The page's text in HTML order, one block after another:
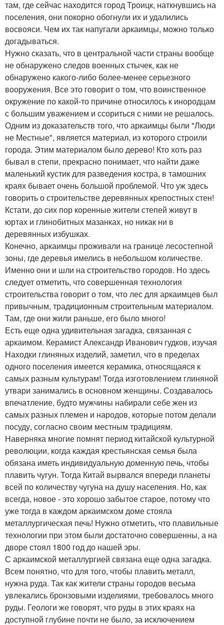
там, где сейчас находится город Троицк, наткнувшись на
поселения, они покорно обогнули их и удалились
восвояси. Чем их так напугали аркаимцы, можно только
догадываться.
Нужно сказать, что в центральной части страны вообще
не обнаружено следов военных стычек, как не
обнаружено какого-либо более-менее серьезного
вооружения. Все это говорит о том, что воинственное
окружение по какой-то причине относилось к инородцам
с большим уважением и ссориться с ними не решалось.
Одним из доказательств того, что аркаимцы были "Люди
не Местные", является материал, из которого строили
города. Этим материалом было дерево! Кто хоть раз
бывал в степи, прекрасно понимает, что найти даже
маленький кустик для разведения костра, в тамошних
краях бывает очень большой проблемой. Что уж здесь
говорить о строительстве деревянных крепостных стен!
Кстати, до сих пор коренные жители степей живут в
юртах и глинобитных мазанках, но никак ни в
деревянных избушках.
Конечно, аркаимцы проживали на границе лесостепной
зоны, где деревья имелись в небольшом количестве.
Именно они и шли на строительство городов. Но здесь
следует отметить, что совершенная технология
строительства говорит о том, что лес для аркаимцев был
привычным, традиционным строительным материалом.
Там, где они жили раньше, его было много!
Есть еще одна удивительная загадка, связанная с
аркаимом. Керамист Александр Иванович гудков, изучая
Находки глиняных изделий, заметил, что в пределах
одного поселения имеется керамика, относящаяся к
самых разным культурам! Тогда изготовлением глиняной
утвари занимались в основном женщины. Создавалось
впечатление, будто мужчины набирали себе жен из
самых разных племен и народов, которые потом делали
посуду, согласно своим местным традициям.
Наверняка многие помнят период китайской культурной
революции, когда каждая крестьянская семья была
обязана иметь индивидуальную доменную печь, чтобы
плавить чугун. Тогда Китай вырвался впереди планеты
всей по количеству чугуна на душу населения. Но, как
всегда, новое - это хорошо забытое старое, потому что
уже тогда в каждом аркаимском доме стояла
металлургическая печь! Нужно отметить, что плавильные
технологии при этом были достаточно совершенны, а на
дворе стоял 1800 год до нашей эры.
С аркаимской металлургией связана еще одна загадка.
Всем понятно, что для того, чтобы плавить металл,
нужна руда. Так как жители страны городов весьма
увлекались бронзовыми изделиями, требовалось много
руды. Геологи же говорят, что руды в этих краях на
доступной глубине почти не было, за исключением